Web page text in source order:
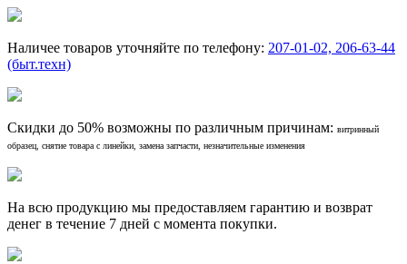
Наличее товаров уточняйте по телефону: 207-01-02, 206-63-44
(быт.техн)
Скидки до 50% возможны по различным причинам: витринный
образец, снятие товара с линейки, замена запчасти, незначительные изменения
На всю продукцию мы предоставляем гарантию и возврат
денег в течение 7 дней с момента покупки.